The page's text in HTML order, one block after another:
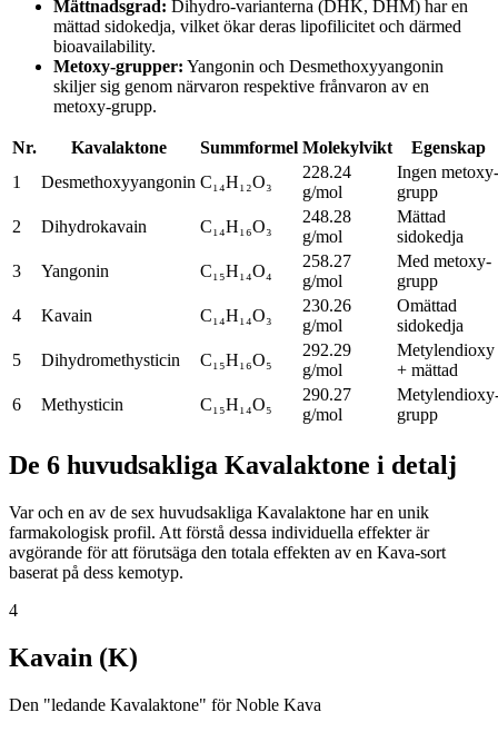
Mättnadsgrad : Dihydro-varianterna (DHK, DHM) har en
mättad sidokedja, vilket ökar deras lipofilicitet och därmed
bioavailability.
Metoxy-grupper: Yangonin och Desmethoxyyangonin
skiljer sig genom närvaron respektive frånvaron av en
metoxy-grupp.
Nr. Kavalaktone Summformel Molekylvikt
Egenskap
1
Desmethoxyyangonin C₁₄H₁₂O₃
228.24
g/mol
Ingen metoxy-
grupp
2
Dihydrokavain C₁₄H₁₆O₃
248.28
g/mol
Mättad
sidokedja
3
Yangonin C₁₅H₁₄O₄
258.27
g/mol
Med metoxy-
grupp
4
Kavain C₁₄H₁₄O₃
230.26
g/mol
Omättad
sidokedja
5
Dihydromethysticin C₁₅H₁₆O₅
292.29
g/mol
Metylendioxy
+ mättad
6
Methysticin C₁₅H₁₄O₅
290.27
g/mol
grupp
De 6 huvudsakliga Kavalaktone i detalj
Var och en av de sex huvudsakliga Kavalaktone har en unik
farmakologisk profil. Att förstå dessa individuella effekter är
avgörande för att förutsäga den totala effekten av en Kava-sort
baserat på dess kemotyp.
4
Kavain (K)
Den "ledande Kavalaktone" för Noble Kava